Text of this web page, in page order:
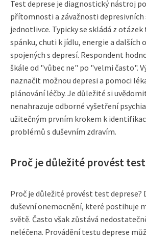
Test deprese je diagnostický nástroj
přítomnosti a závažnosti
jednotlivce. Typicky se skládá z otázek
spánku, chuti k jídlu, energie a dalších
spojených s depresí. Respondent
škále od "vůbec ne" po "velmi často".
naznačit možnou depresi a pomoci
plánování léčby. Je důležité si
nenahrazuje odborné vyšetření
užitečným prvním krokem k
problémů s duševním zdravím.
Proč je důležité provést
Proč je důležité provést test deprese?
duševní onemocnění, které postihuje
světě. Často však zůstává
neléčena. Provádění testu deprese